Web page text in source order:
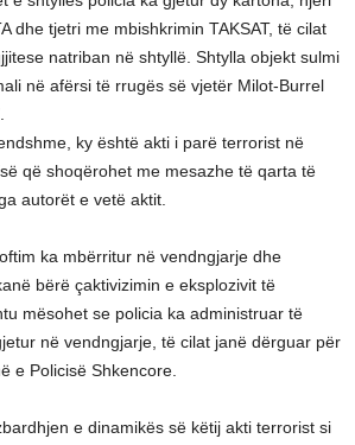
dhe tjetri me mbishkrimin TAKSAT, të cilat
natriban në shtyllë. Shtylla objekt sulmi
në afërsi të rrugës së vjetër Milot-Burrel
ky është akti i parë terrorist në
që shoqërohet me mesazhe të qarta të
autorët e vetë aktit.
ka mbërritur në vendngjarje dhe
bërë çaktivizimin e eksplozivit të
mësohet se policia ka administruar të
në vendngjarje, të cilat janë dërguar për
e Policisë Shkencore.
e dinamikës së këtij akti terrorist si